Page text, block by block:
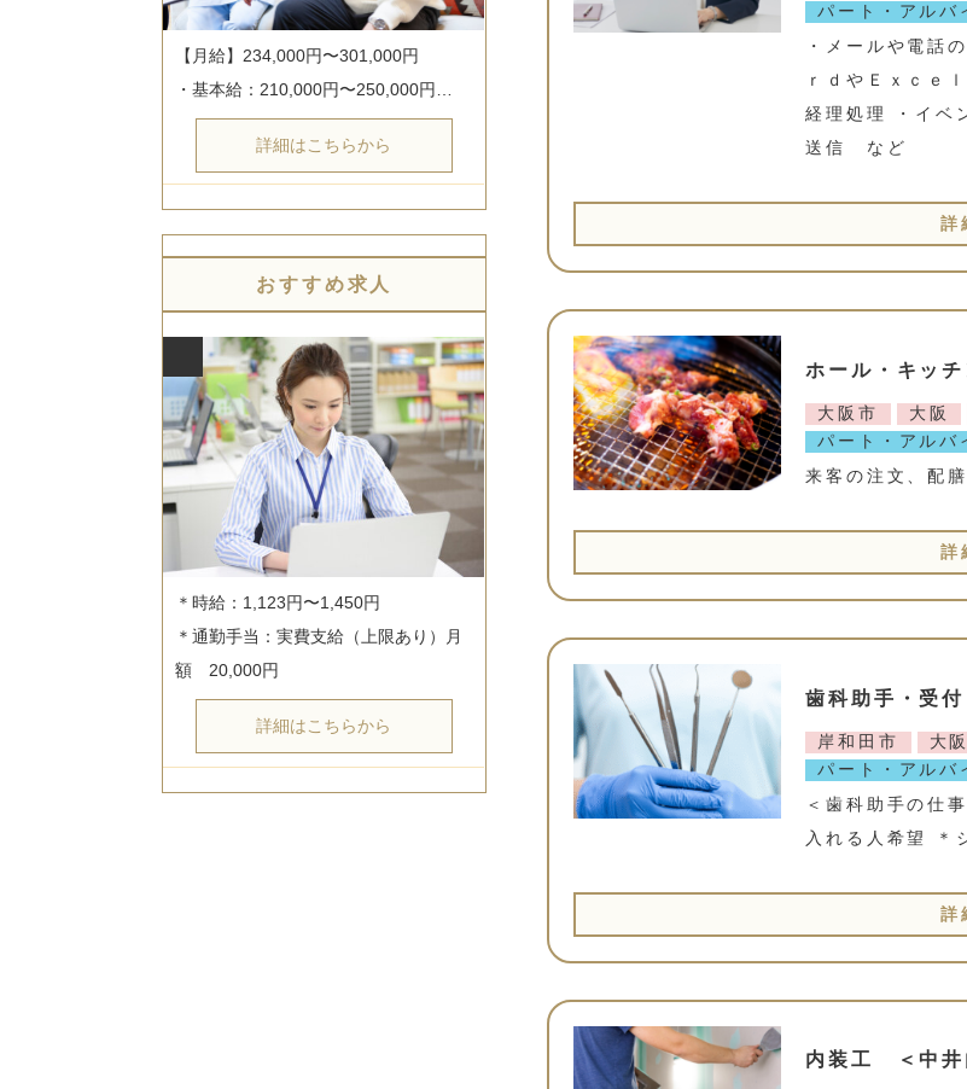
【月給】234,000円〜301,000円
・基本給：210,000円〜250,000円…
詳細はこちらから
おすすめ求人
＊時給：1,123円〜1,450円
＊通勤手当：実費支給（上限あり）月
詳細はこちらから
パート・アルバ
・メールや電話
ｒｄやＥｘｃｅ
経理処理 ・イベ
送信 など
詳
ホール・キッ
大阪市 大阪
パート・アルバ
来客の注文、配
詳
歯科助手・受
岸和田市 大阪
パート・アルバ
＜歯科助手の仕
入れる人希望 ＊
詳
内装工 ＜中井